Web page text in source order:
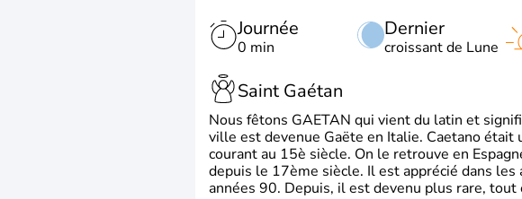
Journée
0 min
Dernier
croissant de Lune
Saint Gaétan
Nous fêtons GAETAN qui vient du latin et
ville est devenue Gaëte en Italie. Caetano
courant au 15è siècle. On le retrouve en
depuis le 17ème siècle. Il est apprécié dans
années 90. Depuis, il est devenu plus rare,